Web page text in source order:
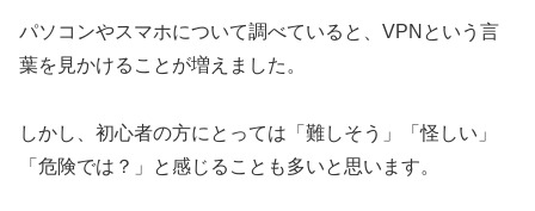
パソコンやスマホについて調べていると、VPNという言
葉を見かけることが増えました。
しかし、初心者の方にとっては「難しそう」「怪しい」
「危険では？」と感じることも多いと思います。